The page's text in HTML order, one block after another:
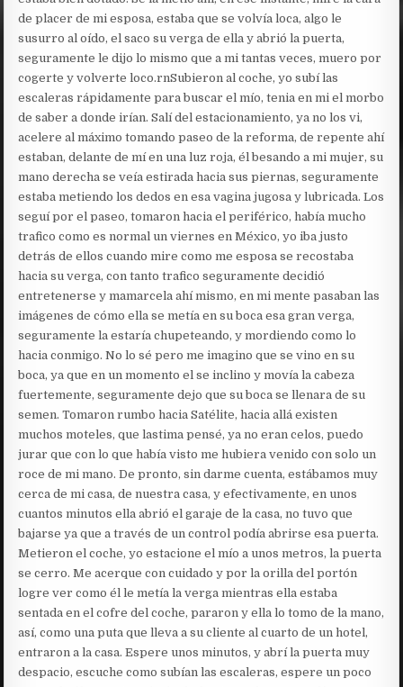
de placer de mi esposa, estaba que se volvía loca, algo le
susurro al oído, el saco su verga de ella y abrió la puerta,
seguramente le dijo lo mismo que a mi tantas veces, muero por
cogerte y volverte loco.rnSubieron al coche, yo subí las
escaleras rápidamente para buscar el mío, tenia en mi el morbo
de saber a donde irían. Salí del estacionamiento, ya no los vi,
acelere al máximo tomando paseo de la reforma, de repente ahí
estaban, delante de mí en una luz roja, él besando a mi mujer, su
mano derecha se veía estirada hacia sus piernas, seguramente
estaba metiendo los dedos en esa vagina jugosa y lubricada. Los
seguí por el paseo, tomaron hacia el periférico, había mucho
trafico como es normal un viernes en México, yo iba justo
detrás de ellos cuando mire como me esposa se recostaba
hacia su verga, con tanto trafico seguramente decidió
entretenerse y mamarcela ahí mismo, en mi mente pasaban las
imágenes de cómo ella se metía en su boca esa gran verga,
seguramente la estaría chupeteando, y mordiendo como lo
hacia conmigo. No lo sé pero me imagino que se vino en su
boca, ya que en un momento el se inclino y movía la cabeza
fuertemente, seguramente dejo que su boca se llenara de su
semen. Tomaron rumbo hacia Satélite, hacia allá existen
muchos moteles, que lastima pensé, ya no eran celos, puedo
jurar que con lo que había visto me hubiera venido con solo un
roce de mi mano. De pronto, sin darme cuenta, estábamos muy
cerca de mi casa, de nuestra casa, y efectivamente, en unos
cuantos minutos ella abrió el garaje de la casa, no tuvo que
bajarse ya que a través de un control podía abrirse esa puerta.
Metieron el coche, yo estacione el mío a unos metros, la puerta
se cerro. Me acerque con cuidado y por la orilla del portón
logre ver como él le metía la verga mientras ella estaba
sentada en el cofre del coche, pararon y ella lo tomo de la mano,
así, como una puta que lleva a su cliente al cuarto de un hotel,
entraron a la casa. Espere unos minutos, y abrí la puerta muy
despacio, escuche como subían las escaleras, espere un poco